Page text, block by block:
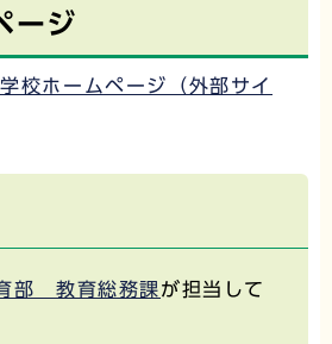
ージ
校ホームページ（外部サイ
部 教育総務課が担当して